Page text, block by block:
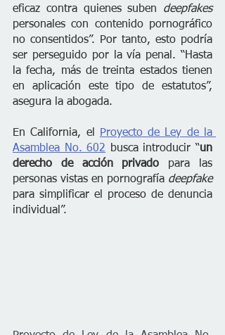
eficaz contra quienes suben
deepfakes
personales con contenido pornográfico
no consentidos”. Por tanto, esto podría
ser perseguido por la vía penal. “Hasta
la fecha, más de treinta estados tienen
en aplicación este tipo de estatutos”,
asegura la abogada.
En California, el
Proyecto de Ley de la
Asamblea No. 602 busca introducir “un
derecho de acción privado para las
personas vistas en pornografía
deepfake
para simplificar el proceso de denuncia
individual”.